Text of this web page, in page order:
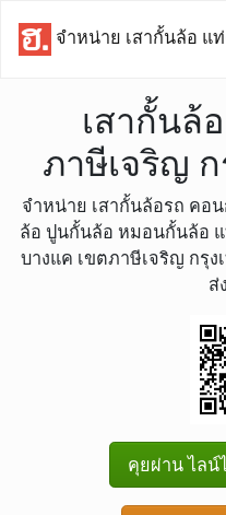
จำหน่าย เสากั้นล้อ แ
เสากั้นล้
ภาษีเจริญ
จำหน่าย เสากั้นล้อรถ ค
ล้อ ปูนกั้นล้อ หมอนกั้นล้อ
บางแค เขตภาษีเจริญ กรุ
ส่
คุยผ่าน ไลน์